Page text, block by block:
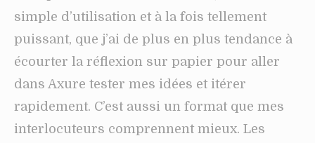
simple d’utilisation et à la fois tellement
puissant, que j’ai de plus en plus tendance à
écourter la réflexion sur papier pour aller
dans Axure tester mes idées et itérer
rapidement. C’est aussi un format que mes
interlocuteurs comprennent mieux. Les